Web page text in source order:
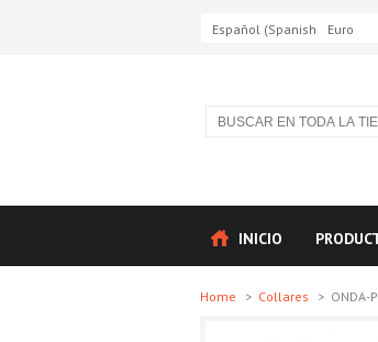
Español (Spanish) Euro
INICIO
Home > Collares > ONDA-